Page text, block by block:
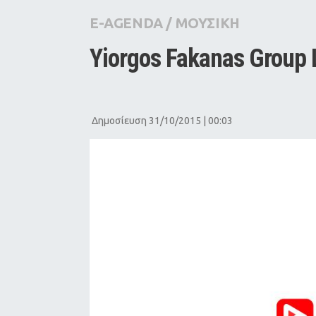
Pop Culture
Agenda
E-AGENDA/ ΜΟΥΣΙΚΗ
Yiorgos Fakanas Group
Δημοσίευση 31/10/2015 | 00:03